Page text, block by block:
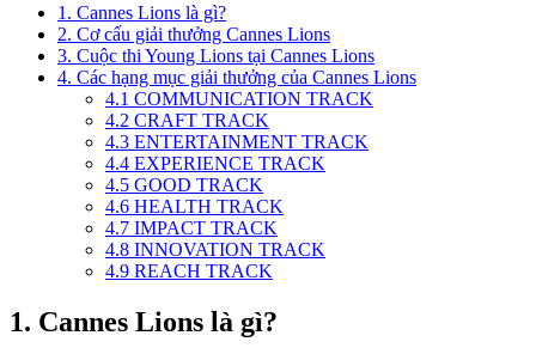
1. Cannes Lions là gì?
2. Cơ cấu giải thưởng Cannes Lions
3. Cuộc thi Young Lions tại Cannes Lions
4. Các hạng mục giải thưởng của Cannes Lions
4.1 COMMUNICATION TRACK
4.2 CRAFT TRACK
4.3 ENTERTAINMENT TRACK
4.4 EXPERIENCE TRACK
4.5 GOOD TRACK
4.6 HEALTH TRACK
4.7 IMPACT TRACK
4.8 INNOVATION TRACK
4.9 REACH TRACK
1. Cannes Lions là gì?